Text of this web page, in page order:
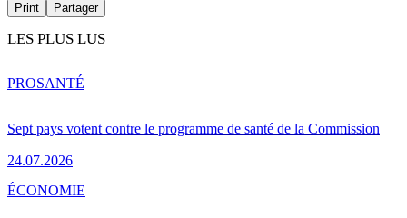
Print Partager
LES PLUS LUS
Sept pays votent contre le programme de santé de la Commission
24.07.2026
PROSANTÉ
ÉCONOMIE